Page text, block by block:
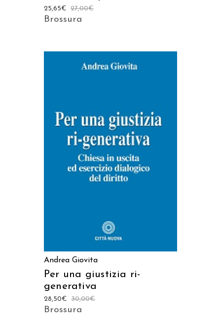
27,00€
25,65€
Brossura
AGGIUNGI AL CARRELLO
Andrea Giovita
Per una giustizia ri-
generativa
30,00€
28,50€
Brossura